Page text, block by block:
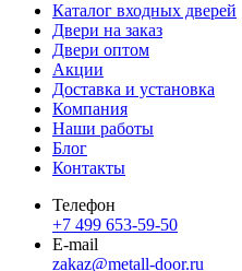
Каталог входных дверей
Двери на заказ
Двери оптом
Акции
Доставка и установка
Компания
Наши работы
Блог
Контакты
Телефон
+7 499 653-59-50
E-mail
zakaz@metall-door.ru